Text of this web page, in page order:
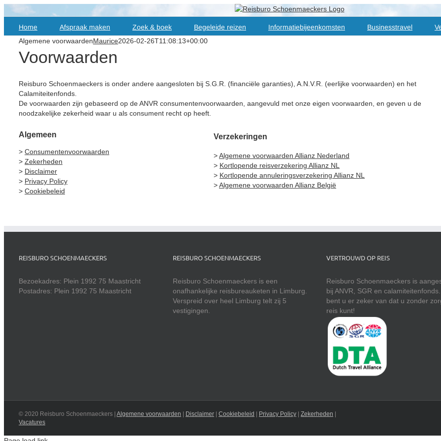
to
contentHome Afspraak maken Zoek & boek Begeleide reizen Informatiebijeenkomsten Businesstravel
Algemene voorwaardenMaurice2026-02-26T11:08:13+00:00
Voorwaarden
Reisburo Schoenmaeckers is onder andere aangesloten bij S.G.R. (financiële garanties), A.N.V.R. (eerlijke voorwaarden) en het
Calamiteitenfonds.
De voorwaarden zijn gebaseerd op de ANVR consumentenvoorwaarden, aangevuld met onze eigen voorwaarden, en geven u de
noodzakelijke zekerheid waar u als consument recht op heeft.
Algemeen
> Consumentenvoorwaarden
> Zekerheden
> Disclaimer
> Privacy Policy
> Cookiebeleid
Verzekeringen
>Algemene voorwaarden Allianz Nederland
> Kortlopende reisverzekering Allianz NL
> Kortlopende annuleringsverzekering Allianz NL
>Algemene voorwaarden Allianz België
REISBURO SCHOENMAECKERS
Bezoekadres: Plein 1992 75 Maastricht
Postadres: Plein 1992 75 Maastricht
REISBURO SCHOENMAECKERS
Reisburo Schoenmaeckers is een
onafhankelijke reisbureauketen in Limburg.
Verspreid over heel Limburg telt zij 5
vestigingen.
VERTROUWD OP REIS
Reisburo Schoenmaeckers is
bij ANVR, SGR en
bent u er zeker van dat u zonder
reis kunt!
© 2020 Reisburo Schoenmaeckers | Algemene voorwaarden Disclaimer Cookiebeleid Privacy Policy Zekerheden
Vacatures